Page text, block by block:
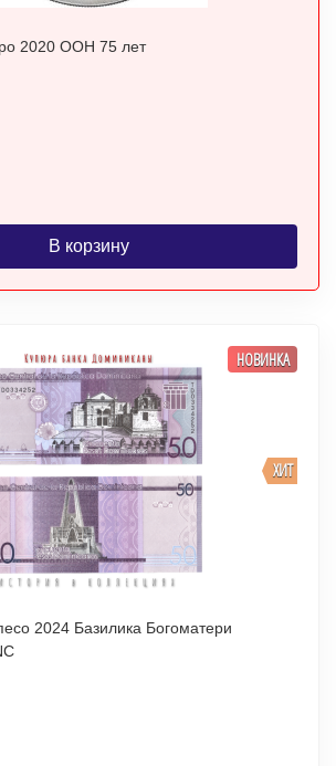
2020 ООН 75 лет
В корзину
ХИТ
НОВИНКА
2024 Базилика Богоматери
UNC